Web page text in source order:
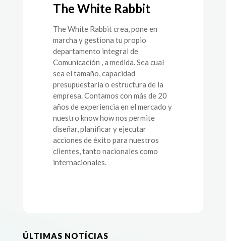
The White Rabbit
The White Rabbit crea, pone en
marcha y gestiona tu propio
departamento integral de
Comunicación , a medida. Sea cual
sea el tamaño, capacidad
presupuestaria o estructura de la
empresa. Contamos con más de 20
años de experiencia en el mercado y
nuestro know how nos permite
diseñar, planificar y ejecutar
acciones de éxito para nuestros
clientes, tanto nacionales como
internacionales.
ÚLTIMAS NOTÍCIAS